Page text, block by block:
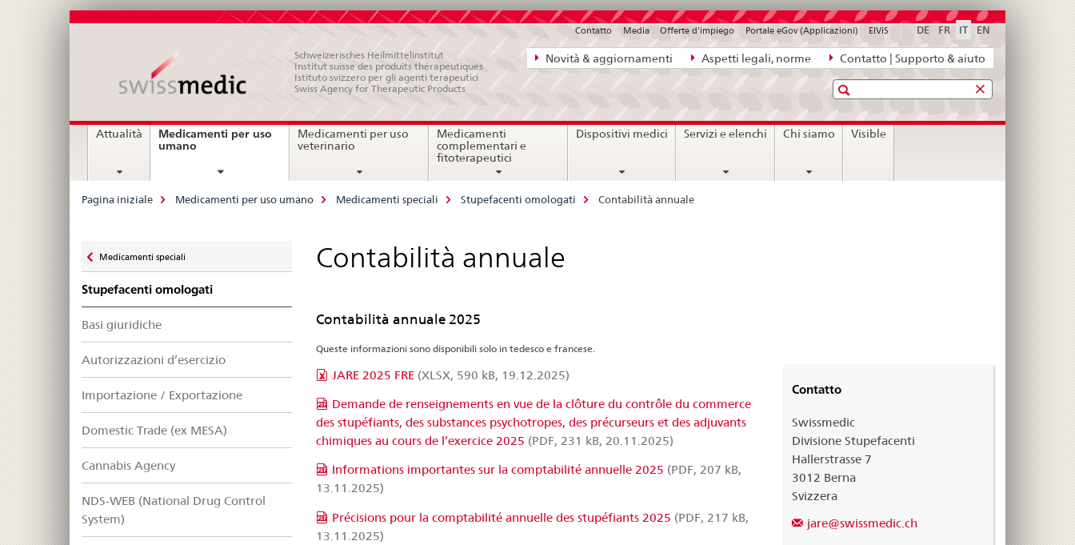
Navigazione
diretta:
aspetti
Novità & aggiornamenti Aspetti legali, norme Contatto | Supporto & aiuto
DE FR IT EN
Contatto Media Offerte d'impiego Portale eGov (Applicazioni) ElViS
Schweizerisches Heilmittelinstitut
Institut suisse des produits thérapeutiques
Istituto svizzero per gli agenti terapeutici
Swiss Agency for Therapeutic Products
Ricerca
Navigation
Attualità
Medicamenti per uso
umanocurrent
Medicamenti per uso
veterinario
Medicamenti
complementari e
fitoterapeutici
Dispositivi medici Servizi e elenchi Chi siamo Visible
Breadcrumb
Pagina iniziale Medicamenti per uso umano Medicamenti speciali Stupefacenti omologati Contabilità annuale
zu
Medicamenti speciali
Stupefacenti omologati
Basi giuridiche
Autorizzazioni d’esercizio
Importazione / Exportazione
Domestic Trade (ex MESA)
Cannabis Agency
NDS-WEB (National Drug Control
System)
Contabilità annuale
Contabilità annuale 2025
Queste informazioni sono disponibili solo in tedesco e francese.
JARE 2025 FRE(XLSX, 590 kB, 19.12.2025)
Demande de renseignements en vue de la clôture du contrôle du commerce
des stupéfiants, des substances psychotropes, des précurseurs et des adjuvants
chimiques au cours de l’exercice 2025 (PDF, 231 kB, 20.11.2025)
Informations importantes sur la comptabilité annuelle 2025 (PDF, 207 kB,
13.11.2025)
Précisions pour la comptabilité annuelle des stupéfiants 2025 (PDF, 217 kB,
13.11.2025)
Contatto
Swissmedic
Divisione Stupefacenti
Hallerstrasse 7
3012 Berna
Svizzera
jare@swissmedic.ch